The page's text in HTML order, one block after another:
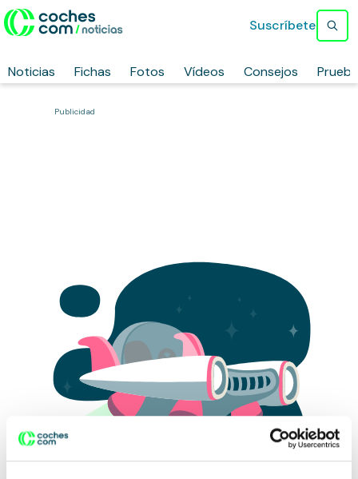
Noticias Fichas Fotos Vídeos Consejos
Suscríbete
Publicidad